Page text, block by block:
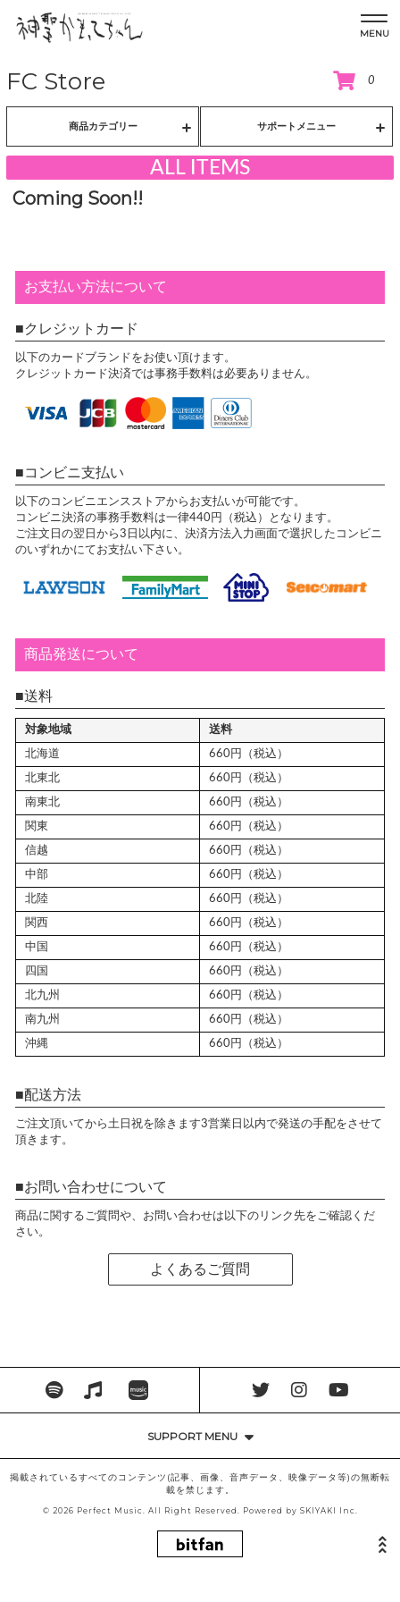
MENU
FC Store 0
商品カテゴリー サポートメニュー
ALL ITEMS
Coming Soon!!
お支払い方法について
クレジットカード
以下のカードブランドをお使い頂けます。
クレジットカード決済では事務手数料は必要ありません。
コンビニ支払い
以下のコンビニエンスストアからお支払いが可能です。
コンビニ決済の事務手数料は一律440円（税込）となります。
ご注文日の翌日から3日以内に、決済方法入力画面で選択したコンビニ
のいずれかにてお支払い下さい。
商品発送について
送料
対象地域 送料
北海道 660円（税込）
北東北 660円（税込）
南東北 660円（税込）
関東 660円（税込）
信越 660円（税込）
中部 660円（税込）
北陸 660円（税込）
関西 660円（税込）
中国 660円（税込）
四国 660円（税込）
北九州 660円（税込）
南九州 660円（税込）
沖縄 660円（税込）
配送方法
ご注文頂いてから土日祝を除きます3営業日以内で発送の手配をさせて
頂きます。
お問い合わせについて
商品に関するご質問や、お問い合わせは以下のリンク先をご確認くだ
さい。
よくあるご質問
SUPPORT MENU
掲載されているすべてのコンテンツ(記事、画像、音声データ、映像データ等)の無断転
載を禁じます。
© 2026 Perfect Music. All Right Reserved. Powered by SKIYAKI Inc.